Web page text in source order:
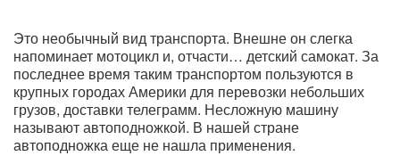
Это необычный вид транспорта. Внешне он слегка
напоминает мотоцикл и, отчасти… детский самокат. За
последнее время таким транспортом пользуются в
крупных городах Америки для перевозки небольших
грузов, доставки телеграмм. Несложную машину
называют автоподножкой. В нашей стране
автоподножка еще не нашла применения.